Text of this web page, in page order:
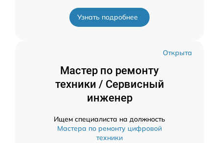
Узнать подробнее
Открыта
Мастер по ремонту
техники / Сервисный
инженер
Ищем специалиста на должность
Мастера по ремонту цифровой
техники